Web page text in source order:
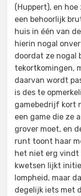
(Huppert), en
een behoorlijk
huis in één van
hierin nogal
doordat ze nogal
tekortkomingen,
daarvan wordt
is des te
gamebedrijf kort
een game die ze
grover moet, en
runt toont haar
het niet erg vindt
kwetsen lijkt
lompheid, maar
degelijk iets met